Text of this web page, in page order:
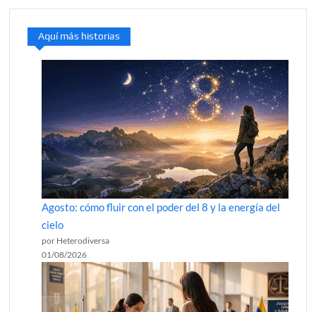
Aquí más historias
Agosto: cómo fluir con el poder del 8 y la energía del
cielo
por Heterodiversa
01/08/2026